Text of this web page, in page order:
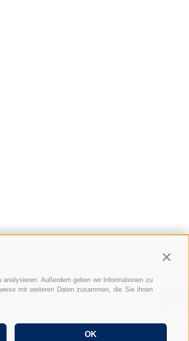
Außerdem geben wir Informationen zu
mit weiteren Daten zusammen, die Sie ihnen
OK
Hi, I'm Graber & Partner's
digital chatbot. Just ask me